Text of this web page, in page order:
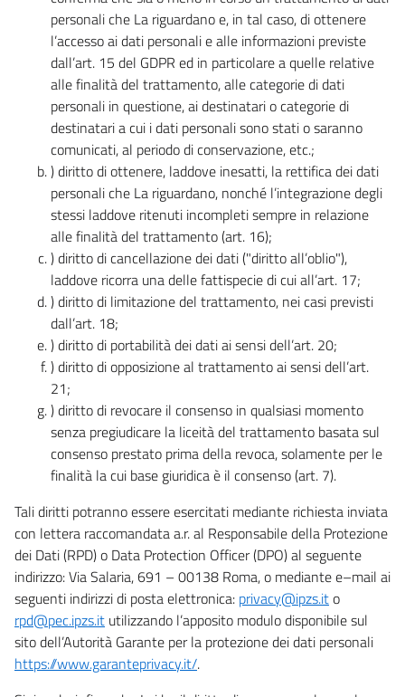
personali che La riguardano e, in tal caso, di ottenere
l’accesso ai dati personali e alle informazioni previste
dall’art. 15 del GDPR ed in particolare a quelle relative
alle finalità del trattamento, alle categorie di dati
personali in questione, ai destinatari o categorie di
destinatari a cui i dati personali sono stati o saranno
comunicati, al periodo di conservazione, etc.;
) diritto di ottenere, laddove inesatti, la rettifica dei dati
personali che La riguardano, nonché l’integrazione degli
stessi laddove ritenuti incompleti sempre in relazione
alle finalità del trattamento (art. 16);
) diritto di cancellazione dei dati ("diritto all’oblio"),
laddove ricorra una delle fattispecie di cui all’art. 17;
) diritto di limitazione del trattamento, nei casi previsti
dall’art. 18;
) diritto di portabilità dei dati ai sensi dell’art. 20;
) diritto di opposizione al trattamento ai sensi dell’art.
21;
) diritto di revocare il consenso in qualsiasi momento
senza pregiudicare la liceità del trattamento basata sul
consenso prestato prima della revoca, solamente per le
finalità la cui base giuridica è il consenso (art. 7).
Tali diritti potranno essere esercitati mediante richiesta inviata
con lettera raccomandata a.r. al Responsabile della Protezione
dei Dati (RPD) o Data Protection Officer (DPO) al seguente
indirizzo: Via Salaria, 691 – 00138 Roma, o mediante e–mail ai
seguenti indirizzi di posta elettronica: privacy@ipzs.ito
rpd@pec.ipzs.it utilizzando l’apposito modulo disponibile sul
sito dell’Autorità Garante per la protezione dei dati personali
https://www.garanteprivacy.it/.